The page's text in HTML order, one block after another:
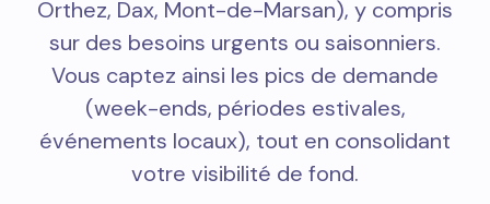
Orthez, Dax, Mont-de-Marsan), y compris
sur des besoins urgents ou saisonniers.
Vous captez ainsi les pics de demande
(week-ends, périodes estivales,
événements locaux), tout en consolidant
votre visibilité de fond.